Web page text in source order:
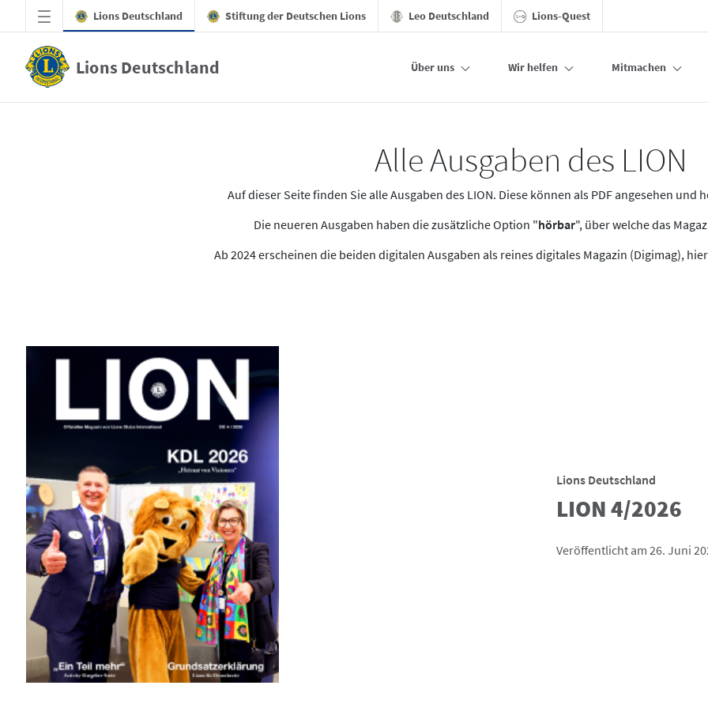
Zum Hauptinhalt springen
Lions Deutschland Stiftung der Deutschen Lions Leo Deutschland Lions-Quest
Lions Deutschland Über uns Wir helfen Mitmachen
Alle Ausgaben des LION
Auf dieser Seite finden Sie alle Ausgaben des LION. Diese können als PDF angesehen und
Die neueren Ausgaben haben die zusätzliche Option "hörbar", über welche das
Ab 2024 erscheinen die beiden digitalen Ausgaben als reines digitales Magazin (Digimag),
Lions Deutschland
LION 4/2026
Veröffentlicht am 26. Juni